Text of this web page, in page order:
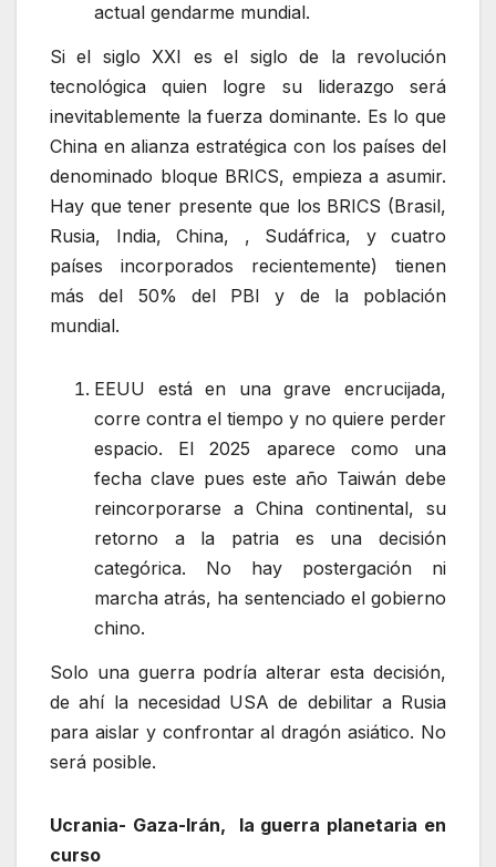
actual gendarme mundial.
Si el siglo XXI es el siglo de la revolución
tecnológica quien logre su liderazgo será
inevitablemente la fuerza dominante. Es lo que
China en alianza estratégica con los países del
denominado bloque BRICS, empieza a asumir.
Hay que tener presente que los BRICS (Brasil,
Rusia, India, China, , Sudáfrica, y cuatro
países incorporados recientemente) tienen
más del 50% del PBI y de la población
mundial.
EEUU está en una grave encrucijada,
corre contra el tiempo y no quiere perder
espacio. El 2025 aparece como una
fecha clave pues este año Taiwán debe
reincorporarse a China continental, su
retorno a la patria es una decisión
categórica. No hay postergación ni
marcha atrás, ha sentenciado el gobierno
chino.
Solo una guerra podría alterar esta decisión,
de ahí la necesidad USA de debilitar a Rusia
para aislar y confrontar al dragón asiático. No
será posible.
Ucrania- Gaza-Irán, la guerra planetaria en
curso